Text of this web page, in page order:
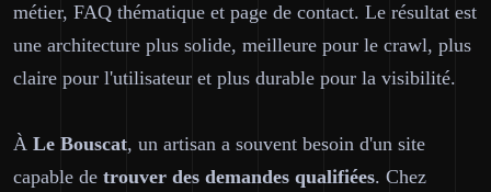
métier, FAQ thématique et page de contact. Le résultat est
une architecture plus solide, meilleure pour le crawl, plus
claire pour l'utilisateur et plus durable pour la visibilité.
À Le Bouscat, un artisan a souvent besoin d'un site
capable de trouver des demandes qualifiées. Chez